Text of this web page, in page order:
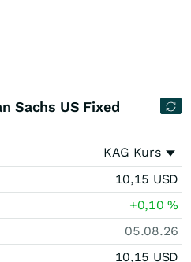
Sachs US Fixed
KAG Kurs
10,15 USD
+0,10%
05.08.26
10,15 USD